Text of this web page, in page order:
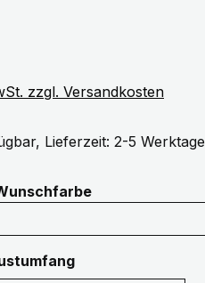
zzgl. Versandkosten
Lieferzeit: 2-5 Werktage
auswählen
auswählen